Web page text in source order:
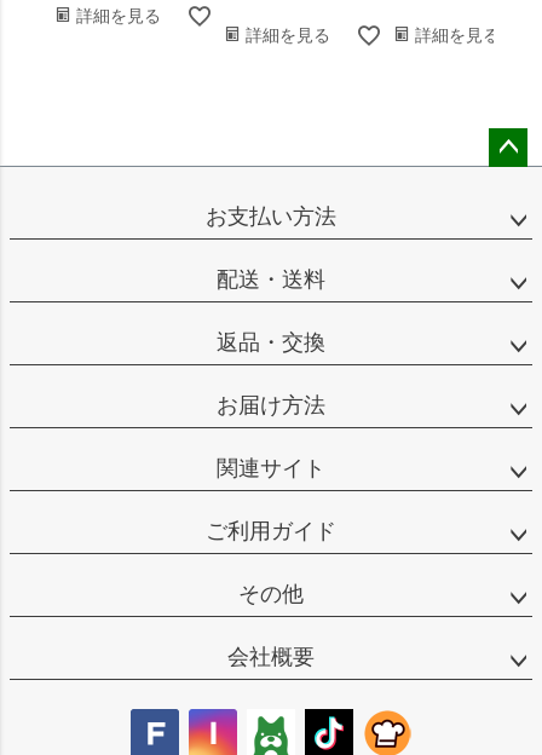
詳細を見る
詳細を見る 詳細を見る
ップ
お支払い方法
配送・送料
返品・交換
お届け方法
関連サイト
ご利用ガイド
その他
会社概要